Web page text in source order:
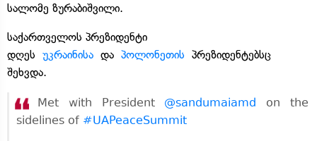
სალომე ზურაბიშვილი.
საქართველოს პრეზიდენტი
დღეს უკრაინისა და პოლონეთის პრეზიდენტებსც
შეხვდა.
Met with President @sandumaiamd on the
sidelines of #UAPeaceSummit